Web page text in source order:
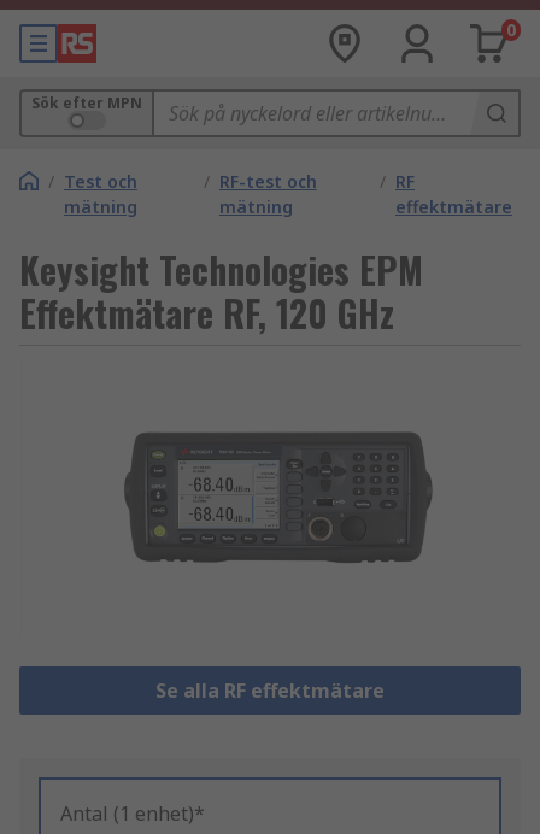
0
Sök efter MPN
/ Test och
mätning
/ RF-test och
mätning
/ RF
effektmätare
Keysight Technologies EPM
Effektmätare RF, 120 GHz
Se alla RF effektmätare
Antal (1 enhet)*